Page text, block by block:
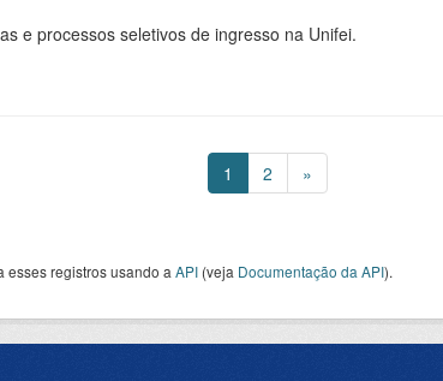
e processos seletivos de ingresso na Unifei.
1 2 »
esses registros usando a API (veja Documentação da API).